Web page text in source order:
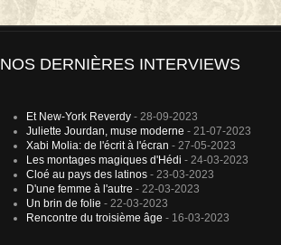
NOS DERNIÈRES INTERVIEWS
Et New-York Reverdy - 28-09-2023
Juliette Jourdan, muse moderne - 21-07-2023
Xabi Molia: de l'écrit à l'écran - 27-05-2023
Les montages magiques d'Hédi - 24-03-2023
Cloé au pays des latinos - 23-03-2023
D'une femme à l'autre - 22-03-2023
Un brin de folie - 22-03-2023
Rencontre du troisième âge - 16-03-2023